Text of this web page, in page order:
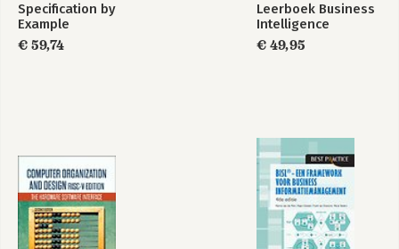
Specification by
Example
€ 59,74
Leerboek Business
Intelligence
€ 49,95